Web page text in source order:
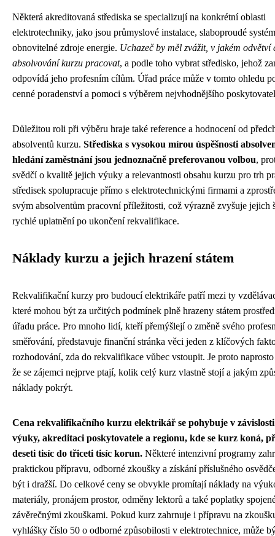
Některá akreditovaná střediska se specializují na konkrétní oblasti
elektrotechniky, jako jsou průmyslové instalace, slaboproudé
obnovitelné zdroje energie. Uchazeč by měl zvážit, v jakém odvětví
absolvování kurzu pracovat, a podle toho vybrat středisko, jehož
odpovídá jeho profesním cílům. Úřad práce může v tomto ohledu
cenné poradenství a pomoci s výběrem nejvhodnějšího
Důležitou roli při výběru hraje také reference a hodnocení od
absolventů kurzu. Střediska s vysokou mírou úspěšnosti
hledání zaměstnání jsou jednoznačně preferovanou volbou,
svědčí o kvalitě jejich výuky a relevantnosti obsahu kurzu pro trh
středisek spolupracuje přímo s elektrotechnickými firmami a
svým absolventům pracovní příležitosti, což výrazně zvyšuje jejich
rychlé uplatnění po ukončení rekvalifikace.
Náklady kurzu a jejich hrazení státem
Rekvalifikační kurzy pro budoucí elektrikáře patří mezi ty
které mohou být za určitých podmínek plně hrazeny státem
úřadu práce. Pro mnoho lidí, kteří přemýšlejí o změně svého
směřování, představuje finanční stránka věci jeden z klíčových
rozhodování, zda do rekvalifikace vůbec vstoupit. Je proto
že se zájemci nejprve ptají, kolik celý kurz vlastně stojí a jakým
náklady pokrýt.
Cena rekvalifikačního kurzu elektrikář se pohybuje v
výuky, akreditaci poskytovatele a regionu, kde se kurz koná,
deseti tisíc do třiceti tisíc korun. Některé intenzivní programy
praktickou přípravu, odborné zkoušky a získání příslušného
být i dražší. Do celkové ceny se obvykle promítají náklady na
materiály, pronájem prostor, odměny lektorů a také poplatky
závěrečnými zkouškami. Pokud kurz zahrnuje i přípravu na
vyhlášky číslo 50 o odborné způsobilosti v elektrotechnice, může